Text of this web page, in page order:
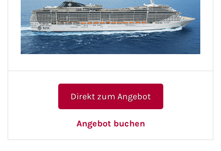
Direkt zum Angebot
Angebot buchen